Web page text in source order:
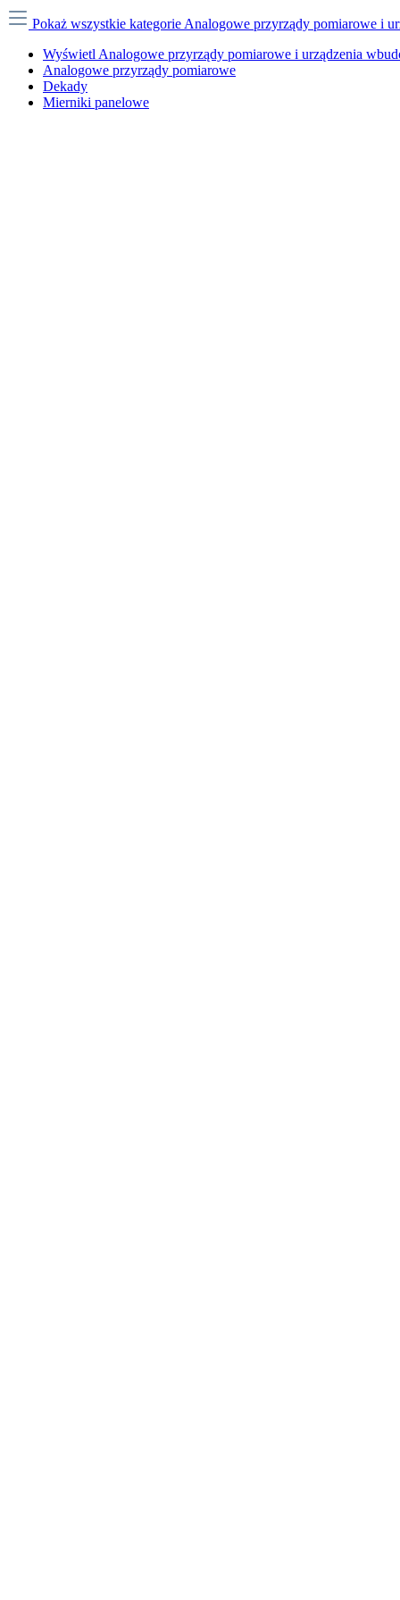
Pokaż wszystkie kategorie Analogowe przyrządy pomiarowe i
Wyświetl Analogowe przyrządy pomiarowe i urządzenia
Analogowe przyrządy pomiarowe
Dekady
Mierniki panelowe